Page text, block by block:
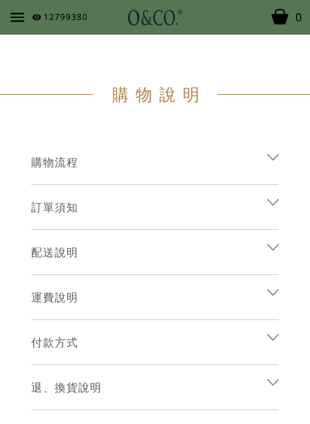
12799380 0
購物說明
購物流程
訂單須知
配送說明
運費說明
付款方式
退、換貨說明